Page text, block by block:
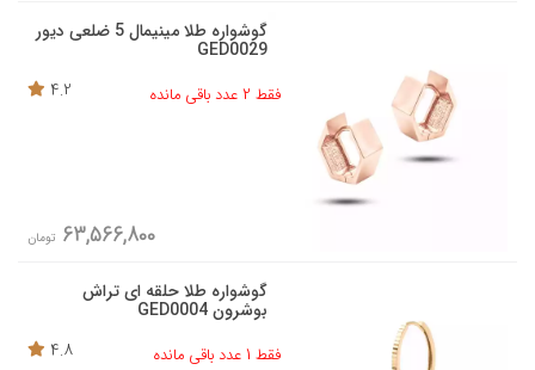
گوشواره طلا مینیمال 5 ضلعی دیور
GED0029
فقط 2 عدد باقی مانده
4.2
63,566,800 تومان
گوشواره طلا حلقه ای تراش
بوشرون GED0004
فقط 1 عدد باقی مانده
4.8